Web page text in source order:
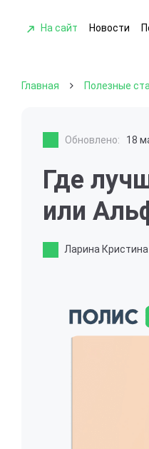
На сайт Новости
Главная Полезные
Обновлено: 18
Где
или
Ларина Кристина